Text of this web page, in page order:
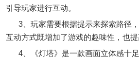
引导玩家进行互动。
3、玩家需要根据提示来探索路径
互动方式既增加了游戏的趣味性，也提
4、《灯塔》是一款画面立体感十